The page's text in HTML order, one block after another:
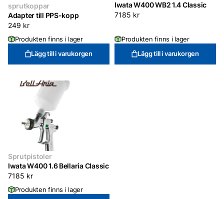
sprutkoppar
Adapter till PPS-kopp
249 kr
Produkten finns i lager
Lägg till i varukorgen
Iwata W400 WB2 1.4 Classic
7185 kr
Produkten finns i lager
Lägg till i varukorgen
Sprutpistoler
Iwata W400 1.6 Bellaria Classic
7185 kr
Produkten finns i lager